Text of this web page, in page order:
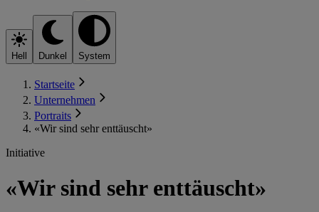
Hell Dunkel System
Startseite
Unternehmen
Portraits
«Wir sind sehr enttäuscht»
Initiative
«Wir sind sehr enttäuscht»